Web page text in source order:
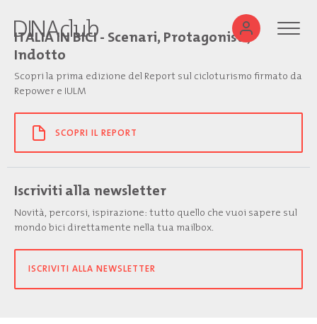
ITALIA IN BICI - Scenari, Protagonisti,
Indotto
Scopri la prima edizione del Report sul cicloturismo firmato da
Repower e IULM
SCOPRI IL REPORT
Iscriviti alla newsletter
Novità, percorsi, ispirazione: tutto quello che vuoi sapere sul
mondo bici direttamente nella tua mailbox.
ISCRIVITI ALLA NEWSLETTER